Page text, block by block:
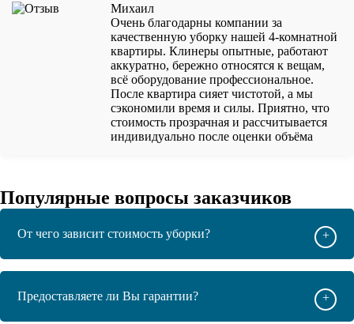
Михаил
Очень благодарны компании за
качественную уборку нашей 4-комнатной
квартиры. Клинеры опытные, работают
аккуратно, бережно относятся к вещам,
всё оборудование профессиональное.
После квартира сияет чистотой, а мы
сэкономили время и силы. Приятно, что
стоимость прозрачная и рассчитывается
индивидуально после оценки объёма
Популярные вопросы заказчиков
От чего зависит стоимость уборки? +
Предоставляете ли Вы гарантии? +